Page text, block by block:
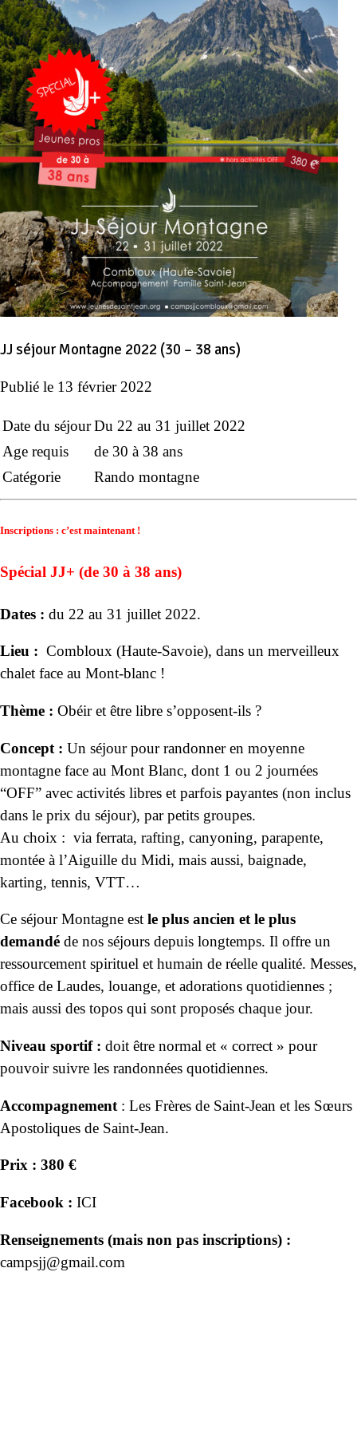
JJ séjour Montagne 2022 (30 – 38 ans)
Publié le 13 février 2022
Date du séjourDu 22 au 31 juillet 2022
Age requis
de 30 à 38 ans
Catégorie
Rando montagne
Inscriptions : c’est maintenant !
Spécial JJ+ (de 30 à 38 ans)
Dates : du 22 au 31 juillet 2022.
Lieu : Combloux (Haute-Savoie), dans un merveilleux
chalet face au Mont-blanc !
Thème : Obéir et être libre s’opposent-ils ?
Concept : Un séjour pour randonner en moyenne
montagne face au Mont Blanc, dont 1 ou 2 journées
“OFF” avec activités libres et parfois payantes (non inclus
dans le prix du séjour), par petits groupes.
Au choix : via ferrata, rafting, canyoning, parapente,
montée à l’Aiguille du Midi, mais aussi, baignade,
karting, tennis, VTT…
Ce séjour Montagne est le plus ancien et le plus
demandé de nos séjours depuis longtemps. Il offre un
ressourcement spirituel et humain de réelle qualité. Messes,
office de Laudes, louange, et adorations quotidiennes ;
mais aussi des topos qui sont proposés chaque jour.
Niveau sportif : doit être normal et « correct » pour
pouvoir suivre les randonnées quotidiennes.
Accompagnement : Les Frères de Saint-Jean et les Sœurs
Apostoliques de Saint-Jean.
Prix : 380 €
Facebook : ICI
Renseignements (mais non pas inscriptions) :
campsjj@gmail.com